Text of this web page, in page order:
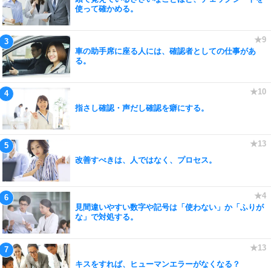
使って確かめる。
車の助手席に座る人には、確認者としての仕事があ
る。
指さし確認・声だし確認を癖にする。
改善すべきは、人ではなく、プロセス。
見間違いやすい数字や記号は「使わない」か「ふりが
な」で対処する。
キスをすれば、ヒューマンエラーがなくなる？